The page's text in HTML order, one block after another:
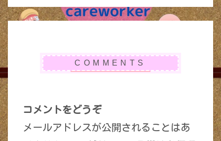
コメントをどうぞ
メールアドレスが公開されることはあ